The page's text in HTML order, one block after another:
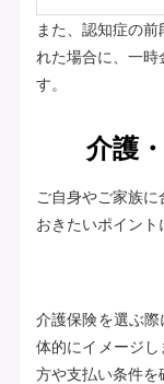
また、認知症の
れた場合に、一時
す。
介護
ご自身やご家族
おきたいポイント
介護保険を選ぶ
体的にイメージ
方や支払い条件を